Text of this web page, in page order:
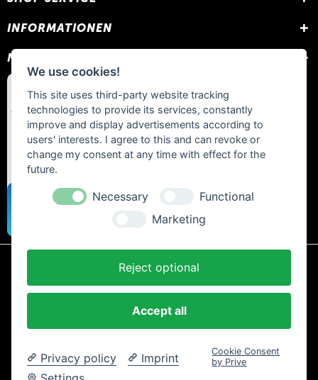
INFORMATIONEN
NEWSLETTER
* Alle Preise inkl. gesetzl. Mehrwertsteuer zzgl.
Nachnahmegebühren, wenn nicht anders beschrieben.
AGB und Kundeninformationen
Widerrufsrecht
Zahlung und Versand
Copyright © 2024 Trailtoys Shop | offizieller Bikeshop mit der
We use cookies!
This site uses third-party website tracking
technologies to provide its services, constantly
improve and display advertisements according to
users' interests. I agree to this and can revoke or
change my consent at any time with effect for the
future.
Necessary
Functional
Marketing
Reject optional
Accept all
Privacy policy
Imprint
Cookie Consent
by Prive